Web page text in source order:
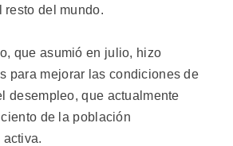
resto del mundo.
que asumió en julio, hizo
para mejorar las condiciones de
desempleo, que actualmente
de la población